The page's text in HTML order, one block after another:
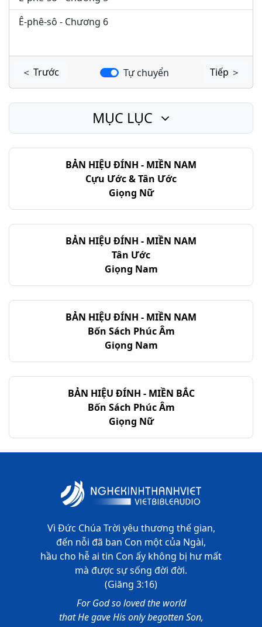
Ê-phê-sô - Chương 6
＜ Trước Tự chuyển Tiếp ＞
BẢN HIỆU ĐÍNH - MIỀN NAM
Cựu Ước & Tân Ước
Giọng Nữ
BẢN HIỆU ĐÍNH - MIỀN NAM
Tân Ước
Giọng Nam
BẢN HIỆU ĐÍNH - MIỀN NAM
Bốn Sách Phúc Âm
Giọng Nam
BẢN HIỆU ĐÍNH - MIỀN BẮC
Bốn Sách Phúc Âm
Giọng Nữ
MỤC LỤC
Vì Đức Chúa Trời yêu thương thế gian,
đến nỗi đã ban Con một của Ngài,
hầu cho hễ ai tin Con ấy không bị hư mất
mà được sự sống đời đời.
(Giăng 3:16)
For God so loved the world
that He gave His only begotten Son,